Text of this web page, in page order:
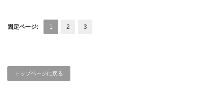
固定ページ: 1 2 3
トップページに戻る